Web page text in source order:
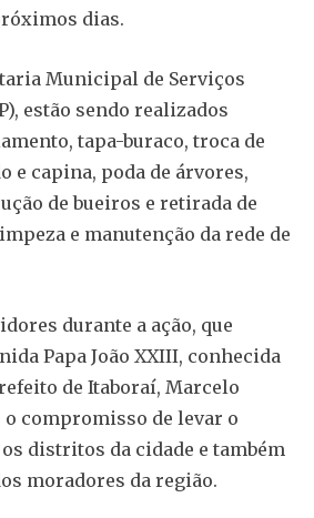
dias.
Municipal de Serviços
estão sendo realizados
tapa-buraco, troca de
e capina, poda de árvores,
de bueiros e retirada de
e manutenção da rede de
durante a ação, que
Papa João XXIII, conhecida
de Itaboraí, Marcelo
compromisso de levar o
distritos da cidade e também
moradores da região.